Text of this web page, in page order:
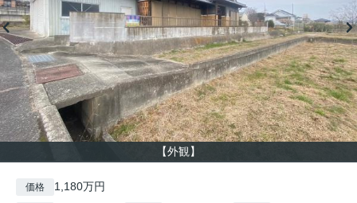
【外観】
価格 1,180万円